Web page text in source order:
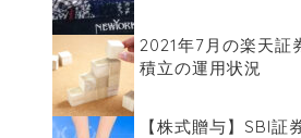
2021年7月の楽天証
積立の運用状況
【株式贈与】SBI証